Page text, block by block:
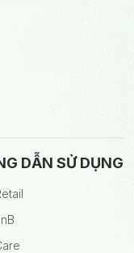
DẪN SỬ DỤNG